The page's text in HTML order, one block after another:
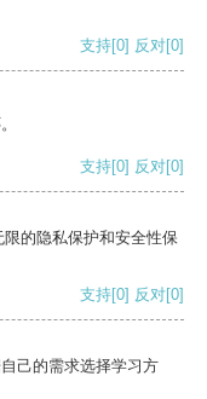
支持[0] 反对[0]
支持[0] 反对[0]
的隐私保护和安全性保
支持[0] 反对[0]
己的需求选择学习方